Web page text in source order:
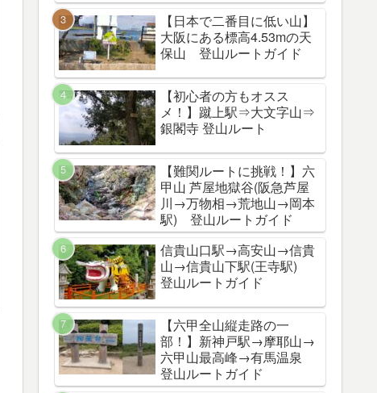
【日本で二番目に低い山】
大阪にある標高4.53mの天
保山 登山ルートガイド
【初心者の方もオスス
メ！】蹴上駅⇒大文字山⇒
銀閣寺 登山ルート
【難関ルートに挑戦！】六
甲山 芦屋地獄谷(阪急芦屋
川→万物相→荒地山→岡本
駅) 登山ルートガイド
信貴山口駅→高安山→信貴
山→信貴山下駅(王寺駅)
登山ルートガイド
【六甲全山縦走路の一
部！】新神戸駅→摩耶山→
六甲山最高峰→有馬温泉
登山ルートガイド